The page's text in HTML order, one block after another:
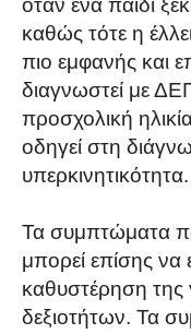
όταν ένα παιδί
καθώς τότε η
πιο εμφανής και
διαγνωστεί με
προσχολική
οδηγεί στη
υπερκινητικότητα.
Τα συμπτώματα
μπορεί επίσης να
καθυστέρηση
δεξιοτήτων. Τα